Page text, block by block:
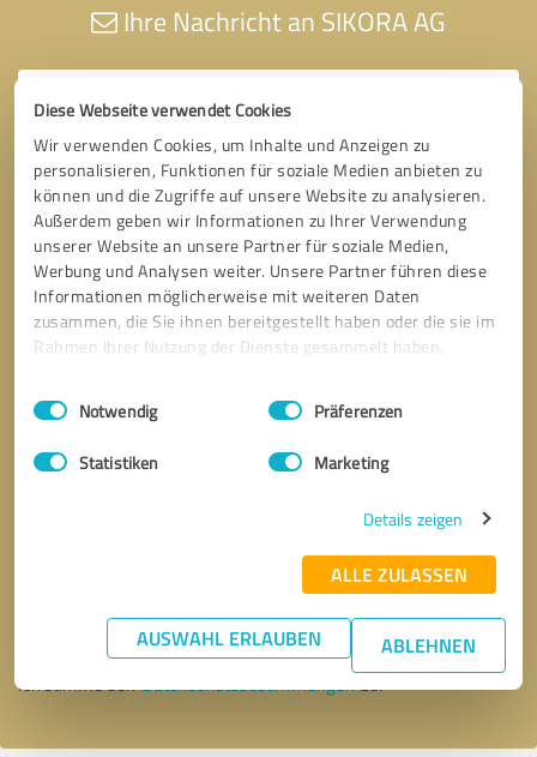
Diese Webseite verwendet Cookies
Wir verwenden Cookies, um Inhalte und Anzeigen zu
personalisieren, Funktionen für soziale Medien anbieten zu
können und die Zugriffe auf unsere Website zu analysieren.
Außerdem geben wir Informationen zu Ihrer Verwendung
unserer Website an unsere Partner für soziale Medien,
Werbung und Analysen weiter. Unsere Partner führen diese
Informationen möglicherweise mit weiteren Daten
zusammen, die Sie ihnen bereitgestellt haben oder die sie im
Rahmen Ihrer Nutzung der Dienste gesammelt haben.
Impressum Datenschutzbestimmungen
Einwilligungsauswahl
Notwendig Präferenzen
Statistiken Marketing
Details zeigen
ALLE ZULASSEN
AUSWAHL ERLAUBEN ABLEHNEN
Ihre Nachricht an SIKORA AG
* Erforderliche Angaben
Nachricht senden
Ich stimme denDatenschutzbestimmungenzu.